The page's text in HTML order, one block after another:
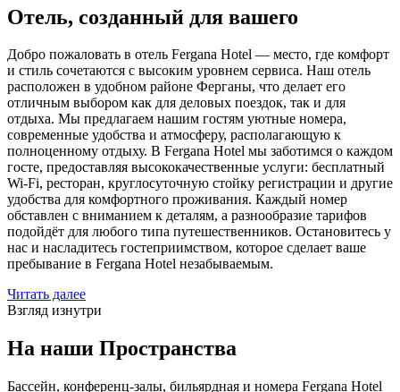
Отель, созданный для вашего
Добро пожаловать в отель Fergana Hotel — место, где комфорт
и стиль сочетаются с высоким уровнем сервиса. Наш отель
расположен в удобном районе Ферганы, что делает его
отличным выбором как для деловых поездок, так и для
отдыха. Мы предлагаем нашим гостям уютные номера,
современные удобства и атмосферу, располагающую к
полноценному отдыху. В Fergana Hotel мы заботимся о каждом
госте, предоставляя высококачественные услуги: бесплатный
Wi-Fi, ресторан, круглосуточную стойку регистрации и другие
удобства для комфортного проживания. Каждый номер
обставлен с вниманием к деталям, а разнообразие тарифов
подойдёт для любого типа путешественников. Остановитесь у
нас и насладитесь гостеприимством, которое сделает ваше
пребывание в Fergana Hotel незабываемым.
Читать далее
Взгляд изнутри
На наши Пространства
Бассейн, конференц-залы, бильярдная и номера Fergana Hotel